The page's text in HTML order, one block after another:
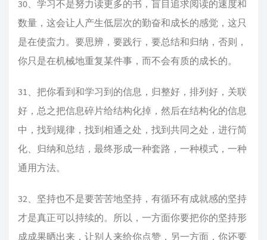
30、学习不是努力读更多的书，盲目追求阅读的速度和
数量，这会让人产生低层次的勤奋和成长的感觉，这只
是在使蛮力。要思辨，要践行，要总结和归纳，否则，
你只是在机械地重复某件事，而不会有质的成长的。
31、把你看到和学习到的信息，归整好，排列好，关联
好，总之把信息碎片给结构化掉，然后在结构化的信息
中，找到规律，找到相通之处，找到共同之处，进行简
化、归纳和总结，最终形成一种套路，一种模式，一种
通用方法。
32、坚持也不是要苦苦地坚持，有循环有成就感的坚持
才是真正可以持续的。所以，一方面你要把你的坚持形
成成果晒出来，让别人来给你点赞，另一方面，你还要